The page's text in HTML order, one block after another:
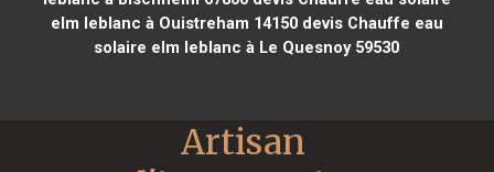
elm leblanc à Ouistreham 14150devis Chauffe eau
solaire elm leblanc à Le Quesnoy 59530
Artisan